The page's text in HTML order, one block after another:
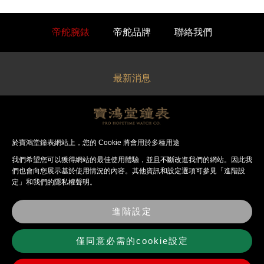
帝舵腕錶 帝舵品牌 聯絡我們
最新消息
關於寶鴻堂
經銷品牌
法律聲明
聯絡我們
於寶鴻堂鐘表網站上，您的 Cookie 將會用於多種用途
我們希望您可以獲得網站的最佳使⽤體驗，並且不斷改進我們的網站。因此我
們也會向您展⽰基於使⽤情況的內容。其他資訊和設定選項可參見「進階設
定」和我們的隱私權聲明。
進階設定
僅同意必需的cookie設定